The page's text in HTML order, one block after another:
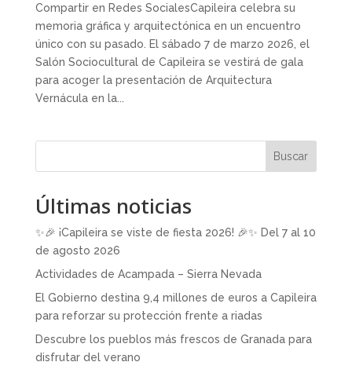
Compartir en Redes SocialesCapileira celebra su
memoria gráfica y arquitectónica en un encuentro
único con su pasado. El sábado 7 de marzo 2026, el
Salón Sociocultural de Capileira se vestirá de gala
para acoger la presentación de Arquitectura
Vernácula en la...
Buscar
Últimas noticias
✨🎉 ¡Capileira se viste de fiesta 2026! 🎉✨ Del 7 al 10
de agosto 2026
Actividades de Acampada – Sierra Nevada
El Gobierno destina 9,4 millones de euros a Capileira
para reforzar su protección frente a riadas
Descubre los pueblos más frescos de Granada para
disfrutar del verano